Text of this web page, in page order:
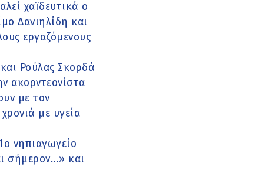
χαϊδευτικά ο
Δανιηλίδη και
εργαζόμενους
Ρούλας Σκορδά
ακορντεονίστα
με τον
με υγεία
νηπιαγωγείο
σήμερον…» και